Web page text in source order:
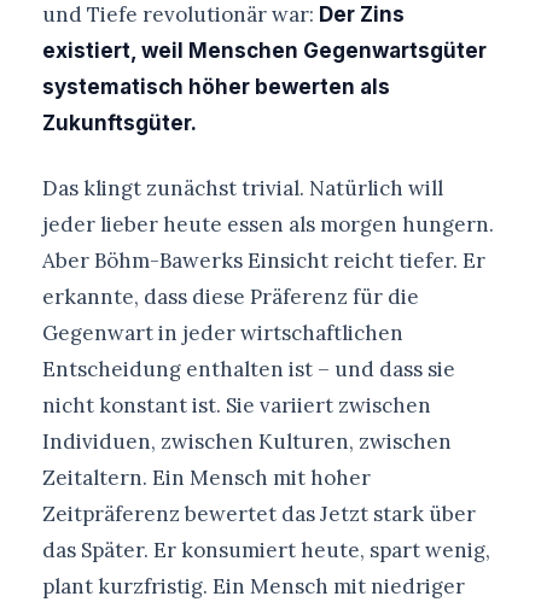
und Tiefe revolutionär war: Der Zins
existiert, weil Menschen Gegenwartsgüter
systematisch höher bewerten als
Zukunftsgüter.
Das klingt zunächst trivial. Natürlich will
jeder lieber heute essen als morgen hungern.
Aber Böhm-Bawerks Einsicht reicht tiefer. Er
erkannte, dass diese Präferenz für die
Gegenwart in jeder wirtschaftlichen
Entscheidung enthalten ist – und dass sie
nicht konstant ist. Sie variiert zwischen
Individuen, zwischen Kulturen, zwischen
Zeitaltern. Ein Mensch mit hoher
Zeitpräferenz bewertet das Jetzt stark über
das Später. Er konsumiert heute, spart wenig,
plant kurzfristig. Ein Mensch mit niedriger